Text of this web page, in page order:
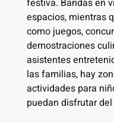
espacios, mientras
como juegos,
demostraciones
asistentes
las familias, hay
actividades para
puedan disfrutar